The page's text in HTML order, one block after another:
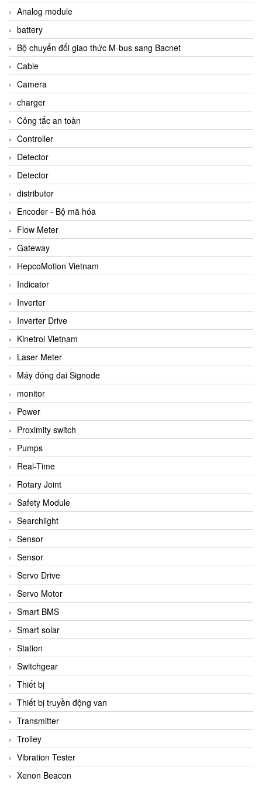
Analog module
battery
Bộ chuyển đổi giao thức M-bus sang Bacnet
Cable
Camera
charger
Công tắc an toàn
Controller
Detector
Detector
distributor
Encoder - Bộ mã hóa
Flow Meter
Gateway
HepcoMotion Vietnam
Indicator
Inverter
Inverter Drive
Kinetrol Vietnam
Laser Meter
Máy đóng đai Signode
monitor
Power
Proximity switch
Pumps
Real-Time
Rotary Joint
Safety Module
Searchlight
Sensor
Sensor
Servo Drive
Servo Motor
Smart BMS
Smart solar
Station
Switchgear
Thiết bị
Thiết bị truyền động van
Transmitter
Trolley
Vibration Tester
Xenon Beacon